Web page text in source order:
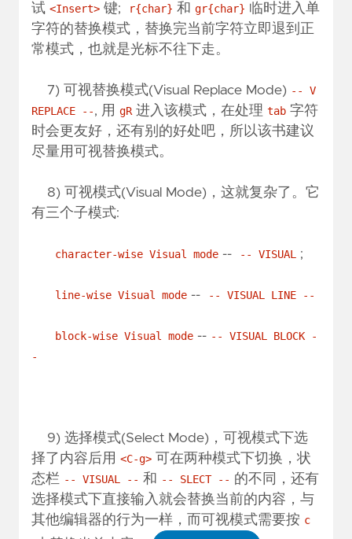
试 <Insert> 键; r{char} 和 gr{char} 临时进入单
字符的替换模式，替换完当前字符立即退到正
常模式，也就是光标不往下走。
7) 可视替换模式(Visual Replace Mode) -- V
REPLACE --, 用 gR进入该模式，在处理 tab 字符
时会更友好，还有别的好处吧，所以该书建议
尽量用可视替换模式。
8) 可视模式(Visual Mode)，这就复杂了。它
有三个子模式:
character-wise Visual mode -- -- VISUAL ;
line-wise Visual mode -- -- VISUAL LINE --
block-wise Visual mode -- -- VISUAL BLOCK -
-
9) 选择模式(Select Mode)，可视模式下选
择了内容后用 <C-g> 可在两种模式下切换，状
态栏 -- VISUAL -- 和 -- SLECT -- 的不同，还有
选择模式下直接输入就会替换当前的内容，与
其他编辑器的行为一样，而可视模式需要按 c